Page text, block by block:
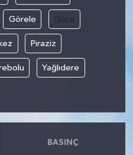
Görele Güce
Piraziz
Yağlıdere
BASINÇ